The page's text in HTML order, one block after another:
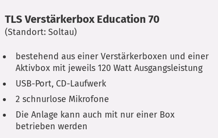
TLS Verstärkerbox Education 70
(Standort: Soltau)
bestehend aus einer Verstärkerboxen und einer
Aktivbox mit jeweils 120 Watt Ausgangsleistung
USB-Port, CD-Laufwerk
2 schnurlose Mikrofone
Die Anlage kann auch mit nur einer Box
betrieben werden